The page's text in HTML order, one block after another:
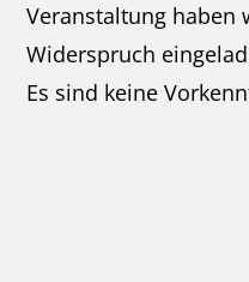
Veranstaltung haben
Widerspruch
Es sind keine